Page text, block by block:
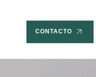
CONTACTO